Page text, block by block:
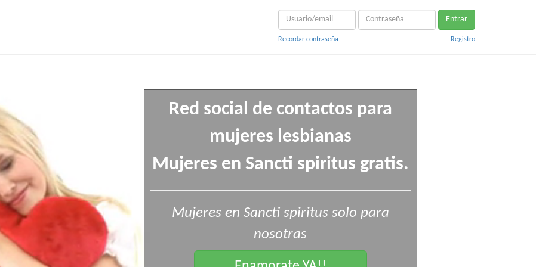
Entrar
Recordar contraseña Registro
Red social de contactos para
mujeres lesbianas
Mujeres en Sancti spiritus gratis.
Mujeres en Sancti spiritus solo para
nosotras